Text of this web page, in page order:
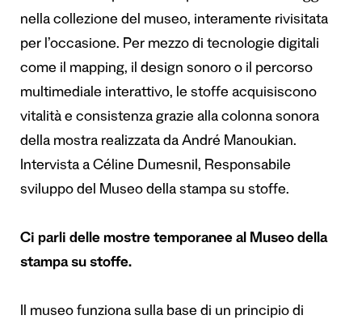
nella collezione del museo, interamente rivisitata
per l’occasione. Per mezzo di tecnologie digitali
come il mapping, il design sonoro o il percorso
multimediale interattivo, le stoffe acquisiscono
vitalità e consistenza grazie alla colonna sonora
della mostra realizzata da André Manoukian.
Intervista a Céline Dumesnil, Responsabile
sviluppo del Museo della stampa su stoffe.
Ci parli delle mostre temporanee al Museo della
stampa su stoffe.
Il museo funziona sulla base di un principio di